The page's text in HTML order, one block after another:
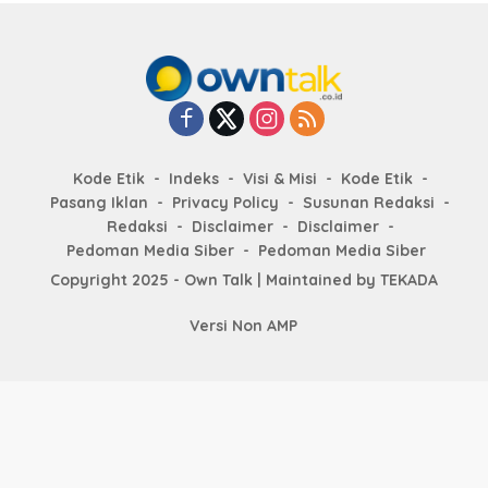
Kode Etik Indeks Visi & Misi
Kode Etik
Pasang Iklan
Privacy Policy
Susunan Redaksi
Redaksi
Disclaimer
Disclaimer
Pedoman Media Siber
Pedoman Media Siber
Copyright 2025 - Own Talk | Maintained by TEKADA
Versi Non AMP